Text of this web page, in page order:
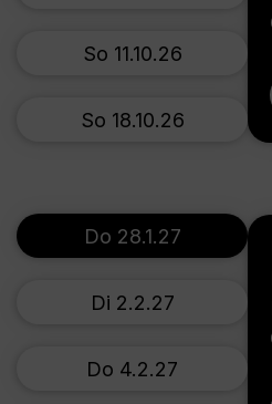
So 11.10.26
So 18.10.26
Do 28.1.27
Di 2.2.27
Do 4.2.27